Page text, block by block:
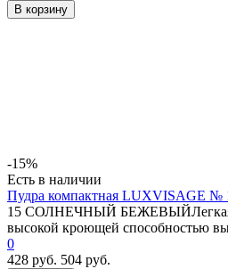
В корзину
-15%
Есть в наличии
Пудра компактная LUXVISAGE №
15 СОЛНЕЧНЫЙ БЕЖЕВЫЙЛегкая
высокой кроющей способностью
0
428 руб. 504 руб.